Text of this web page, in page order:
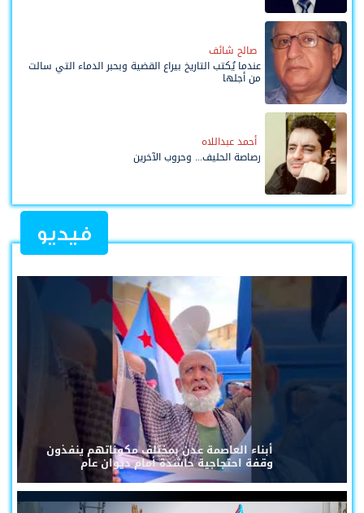
صالح شائف
عندما يُكتب التاريخ بيراع القضية وبحبر الدماء التي سالت
من أجلها
أحمد عبداللاه
رصاصة الحليف... وحروب الآخرين
فيديو
أبناء العاصمة عدن بمختلف مكوناتهم ينفذون
وقفة احتجاجية حاشدة أمام ديوان عام